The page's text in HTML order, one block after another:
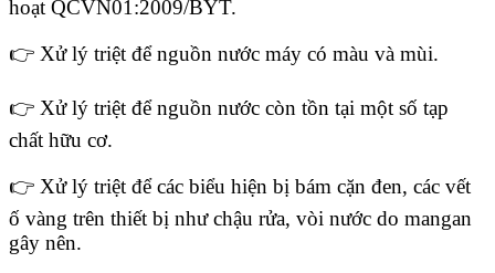
hoạt QCVN01:2009/BYT.
👉 Xử lý triệt để nguồn nước máy có màu và mùi.
👉 Xử lý triệt để nguồn nước còn tồn tại một số tạp
chất hữu cơ.
👉 Xử lý triệt để các biểu hiện bị bám cặn đen, các vết
ố vàng trên thiết bị như chậu rửa, vòi nước do mangan
gây nên.